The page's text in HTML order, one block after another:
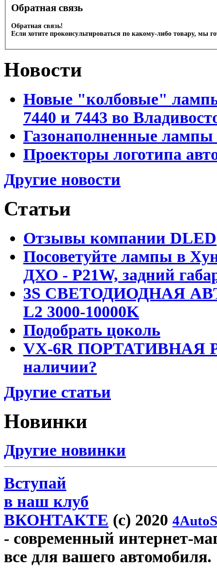
Обратная связь
Обратная связь!
Если хотите проконсультироваться по какому-либо товару, мы
Новости
Новые "колбовые"
7440 и 7443 во
Газонаполненные лампы
Проекторы логотипа
Другие новости
Статьи
Отзывы компании DLED
Посоветуйте лампы в
ДХО - P21W, задний
3S СВЕТОДИОДНАЯ
L2 3000-10000K
Подобрать цоколь
VX-6R ПОРТАТИВНАЯ
наличии?
Другие статьи
Новинки
Другие новинки
Вступай
в наш клуб
ВКОНТАКТЕ (c) 2020
- современный интернет-
все для вашего автомобиля.